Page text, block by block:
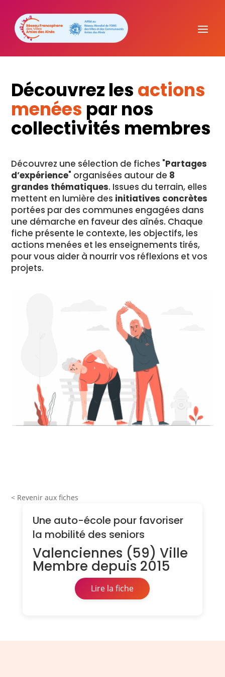
Découvrez les actions
menées par nos
collectivités membres
Découvrez une sélection de fiches "Partages
d’expérience" organisées autour de 8
grandes thématiques. Issues du terrain, elles
mettent en lumière des initiatives concrètes
portées par des communes engagées dans
une démarche en faveur des aînés. Chaque
fiche présente le contexte, les objectifs, les
actions menées et les enseignements tirés,
pour vous aider à nourrir vos réflexions et vos
projets.
< Revenir aux fiches
Une auto-école pour favoriser
la mobilité des seniors
Valenciennes (59) Ville
Membre depuis 2015
Lire la fiche